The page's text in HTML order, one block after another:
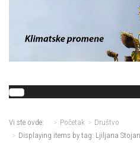
Vi ste ovde: Početak
Društvo
Displaying items by tag: Ljiljana